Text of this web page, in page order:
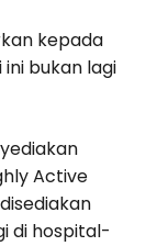
kepada
bukan lagi
Active
di hospital-